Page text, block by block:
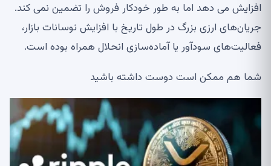
افزایش می دهد اما به طور خودکار فروش را تضمین نمی کند.
جریان‌های ارزی بزرگ در طول تاریخ با افزایش نوسانات بازار،
فعالیت‌های سودآور یا آماده‌سازی انحلال همراه بوده است.
شما هم ممکن است دوست داشته باشید